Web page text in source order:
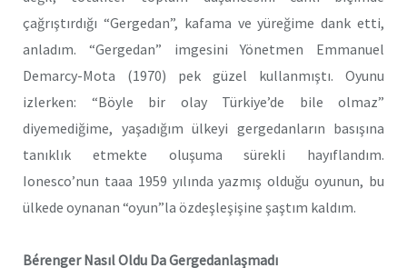
çağrıştırdığı “Gergedan”, kafama ve yüreğime dank etti,
anladım. “Gergedan” imgesini Yönetmen Emmanuel
Demarcy-Mota (1970) pek güzel kullanmıştı. Oyunu
izlerken: “Böyle bir olay Türkiye’de bile olmaz”
diyemediğime, yaşadığım ülkeyi gergedanların basışına
tanıklık etmekte oluşuma sürekli hayıflandım.
Ionesco’nun taaa 1959 yılında yazmış olduğu oyunun, bu
ülkede oynanan “oyun”la özdeşleşişine şaştım kaldım.
Bérenger Nasıl Oldu Da Gergedanlaşmadı